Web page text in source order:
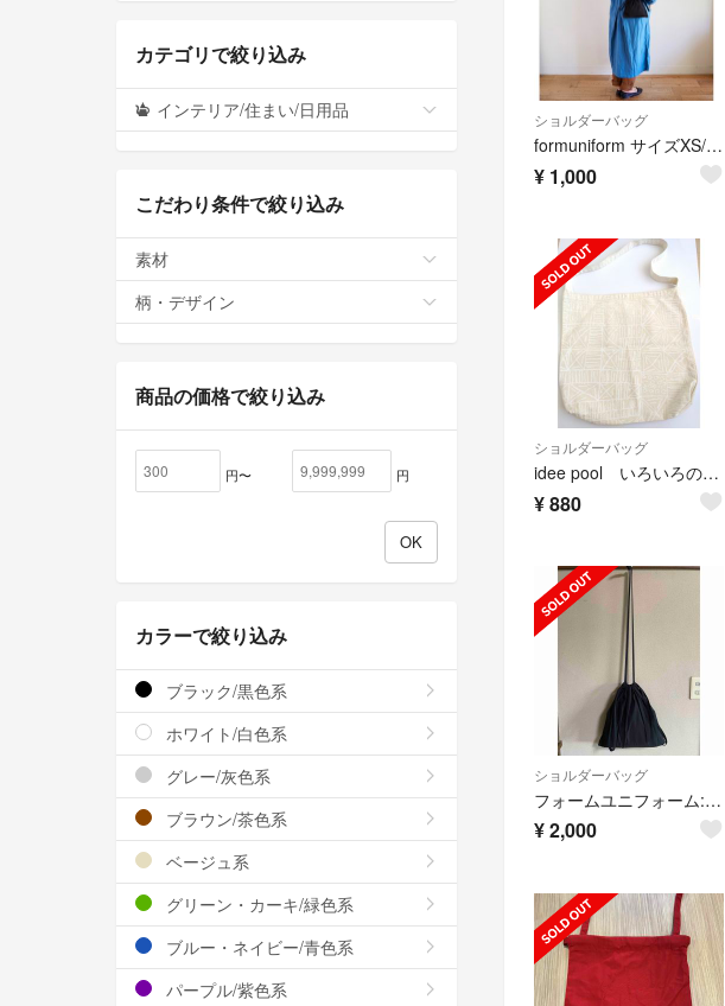
ショルダーバッグ
formuniform サイズXS/ネイビー
¥ 1,000
ショルダーバッグ
idee pool いろいろの服 ワンショルダートートバッグ
¥880
ショルダーバッグ
フォームユニフォーム:ショルダー付巾着バッグ S
¥2,000
カテゴリで絞り込み
インテリア/住まい/日用品
こだわり条件で絞り込み
素材
柄・デザイン
商品の価格で絞り込み
円〜 円
カラーで絞り込み
ブラック/黒色系
ホワイト/白色系
グレー/灰色系
ブラウン/茶色系
ベージュ系
グリーン・カーキ/緑色系
ブルー・ネイビー/青色系
パープル/紫色系